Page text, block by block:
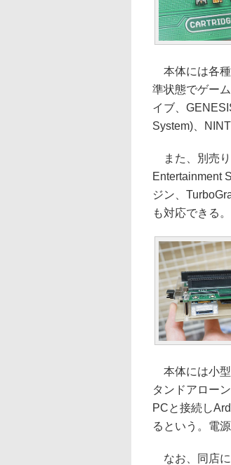
本体には各種
準状態でゲー
イブ、
System)、
また、別売り
Entertainment
ジン、
も対応できる。
本体には小型
タンドアロー
PCと接続し
るという。電
なお、同店に